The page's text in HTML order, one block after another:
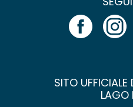
SITO UFFICIALE
LAGO